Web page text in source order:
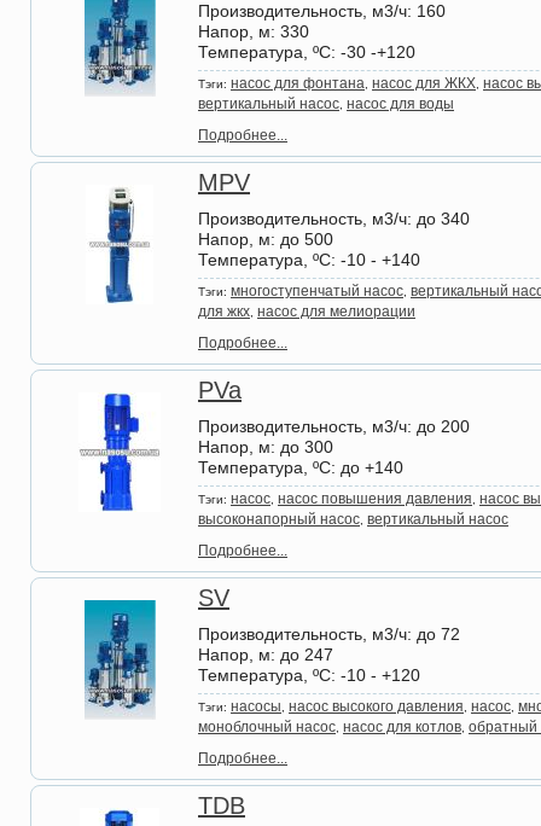
Производительность, м3/ч: 160
Напор, м: 330
Температура, ºС: -30 -+120
Тэги: насос для фонтана насос для ЖКХ насос
вертикальный насос насос для воды
Подробнее...
MPV
Производительность, м3/ч: до 340
Напор, м: до 500
Температура, ºС: -10 - +140
Тэги: многоступенчатый насос вертикальный
для жкх насос для мелиорации
Подробнее...
PVa
Производительность, м3/ч: до 200
Напор, м: до 300
Температура, ºС: до +140
Тэги: насос насос повышения давления насос
высоконапорный насос вертикальный насос
Подробнее...
SV
Производительность, м3/ч: до 72
Напор, м: до 247
Температура, ºС: -10 - +120
Тэги: насосы насос высокого давления насос
моноблочный насос насос для котлов обратный
Подробнее...
TDB